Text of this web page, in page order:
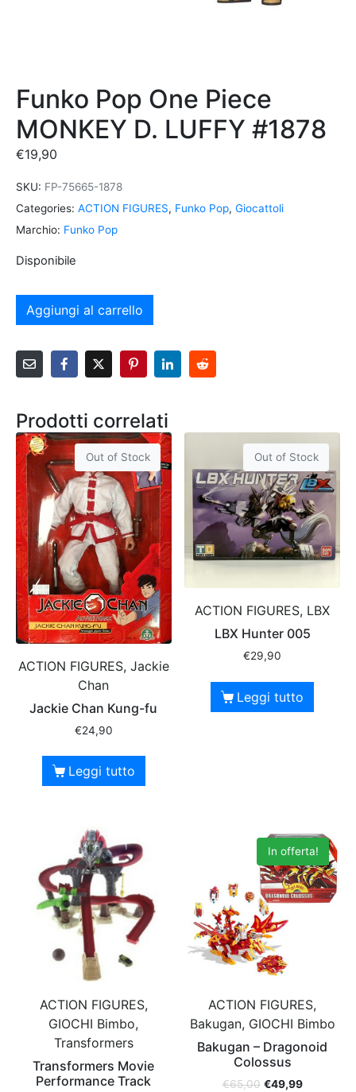
Funko Pop One Piece
MONKEY D. LUFFY #1878
€19,90
SKU: FP-75665-1878
Categories: ACTION FIGURES, Funko Pop, Giocattoli
Marchio: Funko Pop
Disponibile
Aggiungi al carrello
Prodotti correlati
Out of Stock
ACTION FIGURES, Jackie
Chan
Jackie Chan Kung-fu
€24,90
Leggi tutto
Out of Stock
ACTION FIGURES, LBX
LBX Hunter 005
€29,90
Leggi tutto
ACTION FIGURES,
GIOCHI Bimbo,
Transformers
Transformers Movie
Performance Track
In offerta!
ACTION FIGURES,
Bakugan, GIOCHI Bimbo
Bakugan – Dragonoid
Colossus
€65,00 €49,99